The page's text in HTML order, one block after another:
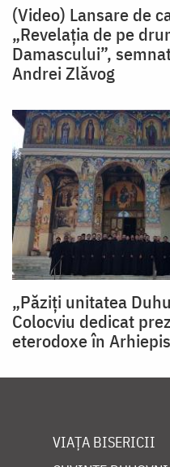
(Video) Lansare de
„Revelația de pe
Damascului”,
Andrei Zlăvog
„Păziți unitatea
Colocviu dedicat
eterodoxe în
VIAȚA BISERICII